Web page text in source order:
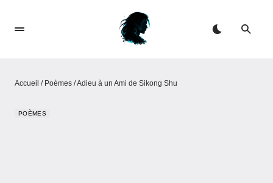
Accueil / Poèmes /Adieu à un Ami de Sikong Shu
POÈMES